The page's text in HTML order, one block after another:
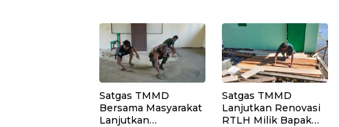
TMMD Ke-129
Umbele
Satgas TMMD
Bersama Masyarakat
Lanjutkan
Satgas TMMD
Lanjutkan Renovasi
RTLH Milik Bapak